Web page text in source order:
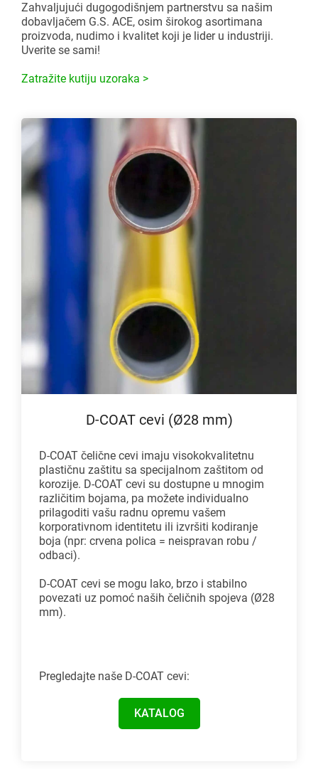
Zahvaljujući dugogodišnjem partnerstvu sa našim
dobavljačem G.S. ACE, osim širokog asortimana
proizvoda, nudimo i kvalitet koji je lider u industriji.
Uverite se sami!
Zatražite kutiju uzoraka >
D-COAT cevi (Ø28 mm)
D-COAT čelične cevi imaju visokokvalitetnu
plastičnu zaštitu sa specijalnom zaštitom od
korozije. D-COAT cevi su dostupne u mnogim
različitim bojama, pa možete individualno
prilagoditi vašu radnu opremu vašem
korporativnom identitetu ili izvršiti kodiranje
boja (npr: crvena polica = neispravan robu /
odbaci).
D-COAT cevi se mogu lako, brzo i stabilno
povezati uz pomoć naših čeličnih spojeva (Ø28
mm).
Pregledajte naše D-COAT cevi:
KATALOG